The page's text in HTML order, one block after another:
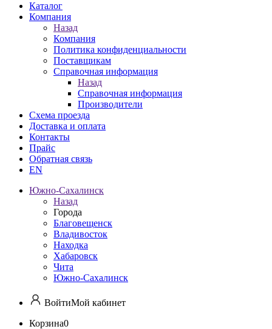
Каталог
Компания
Назад
Компания
Политика конфиденциальности
Поставщикам
Справочная информация
Назад
Справочная информация
Производители
Схема проезда
Доставка и оплата
Контакты
Прайс
Обратная связь
EN
Южно-Сахалинск
Назад
Города
Благовещенск
Владивосток
Находка
Хабаровск
Чита
Южно-Сахалинск
ВойтиМой кабинет
Корзина0